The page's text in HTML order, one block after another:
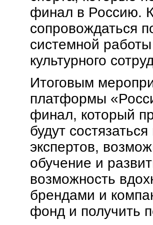
финал в Россию.
сопровождаться
системной
культурного
Итоговым
платформы
финал, который
будут
экспертов,
обучение и
возможность
брендами и
фонд и получить